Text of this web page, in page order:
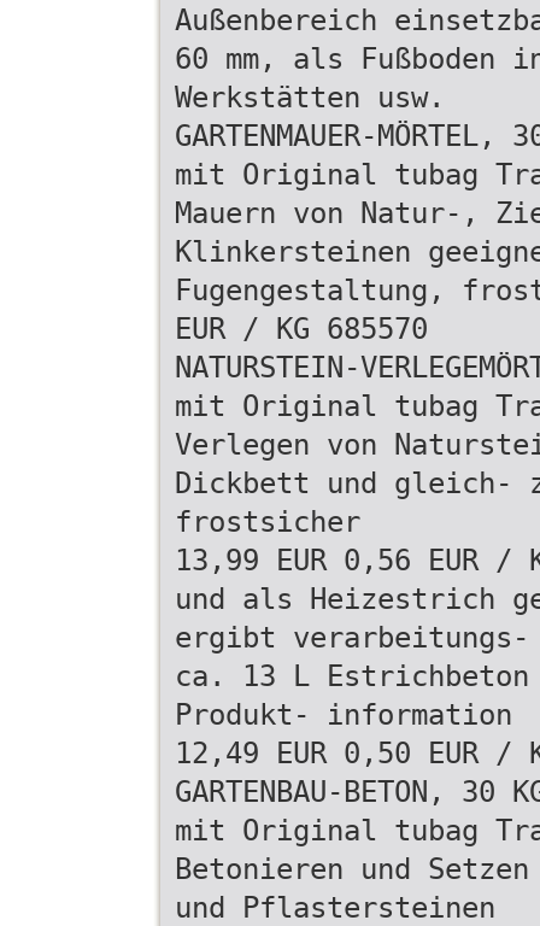
Außenbereich
60 mm, als Fußboden
Werkstätten usw.
GARTENMAUER-MÖRTEL,
mit Original tubag
Mauern von Natur-,
Klinkersteinen
Fugengestaltung,
EUR / KG 685570
NATURSTEIN-
mit Original tubag
Verlegen von
Dickbett und gleich-
frostsicher
13,99 EUR 0,56 EUR /
und als Heizestrich
ergibt verarbeitungs-
ca. 13 L Estrichbeton
Produkt- information
12,49 EUR 0,50 EUR /
GARTENBAU-BETON, 30
mit Original tubag
Betonieren und
und Pflastersteinen